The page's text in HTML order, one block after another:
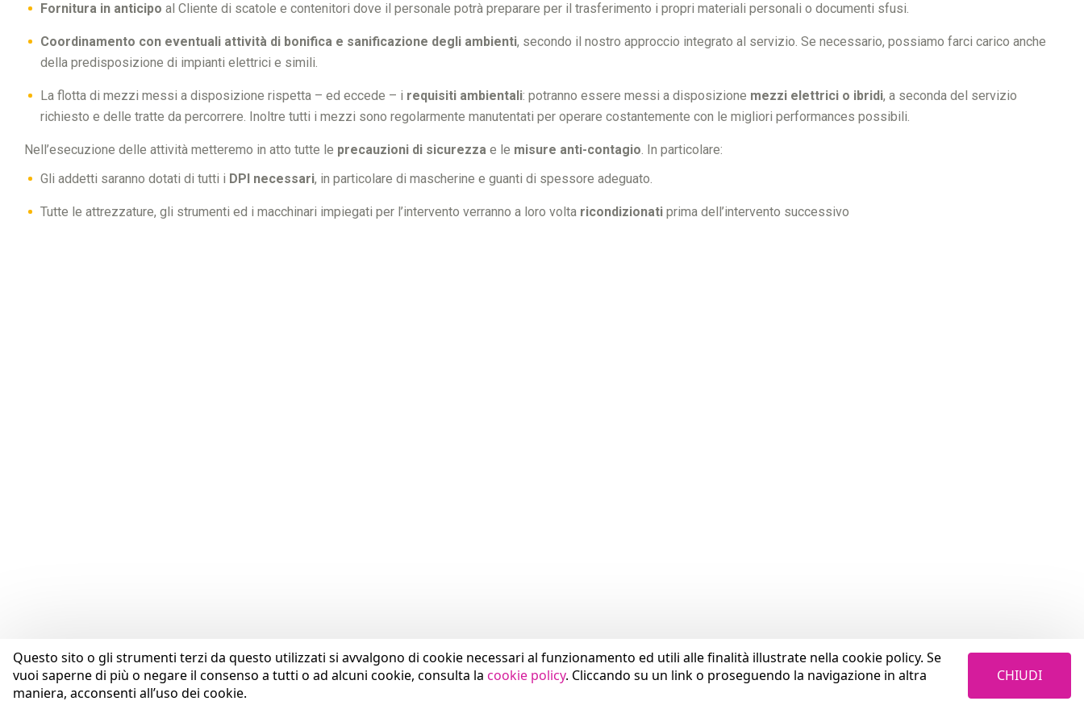
Questo sito o gli strumenti terzi da questo utilizzati si avvalgono di cookie necessari al funzionamento ed utili alle finalità illustrate nella cookie policy. Se
vuoi saperne di più o negare il consenso a tutti o ad alcuni cookie, consulta la cookie policy. Cliccando su un link o proseguendo la navigazione in altra
maniera, acconsenti all’uso dei cookie.
CHIUDI
Fornitura in anticipo al Cliente di scatole e contenitori dove il personale potrà preparare per il trasferimento i propri materiali personali o documenti sfusi.
Coordinamento con eventuali attività di bonifica e sanificazione degli ambienti, secondo il nostro approccio integrato al servizio. Se necessario, possiamo farci carico anche
della predisposizione di impianti elettrici e simili.
La flotta di mezzi messi a disposizione rispetta – ed eccede – i requisiti ambientali: potranno essere messi a disposizione mezzi elettrici o ibridi, a seconda del servizio
richiesto e delle tratte da percorrere. Inoltre tutti i mezzi sono regolarmente manutentati per operare costantemente con le migliori performances possibili.
Nell’esecuzione delle attività metteremo in atto tutte le precauzioni di sicurezza e le misure anti-contagio. In particolare:
Gli addetti saranno dotati di tutti i DPI necessari, in particolare di mascherine e guanti di spessore adeguato.
Tutte le attrezzature, gli strumenti ed i macchinari impiegati per l’intervento verranno a loro volta ricondizionati prima dell’intervento successivo